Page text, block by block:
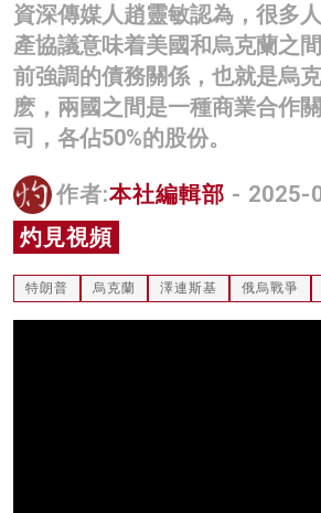
影片
名家榜
灼見活動
關於我們
資深傳媒人趙靈敏認為，很多
產協議意味着美國和烏克蘭之
前強調的債務關係，也就是烏
麽，兩國之間是一種商業合作
司，各佔50%的股份。
作者:本社編輯部 - 2025-
灼見視頻
特朗普 烏克蘭 澤連斯基 俄烏戰爭